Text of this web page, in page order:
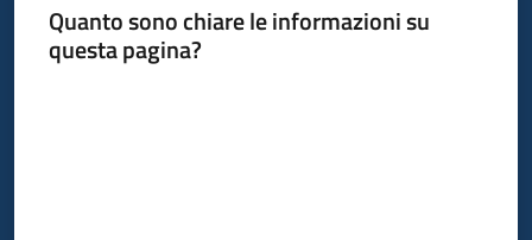
Quanto sono chiare le informazioni su
questa pagina?